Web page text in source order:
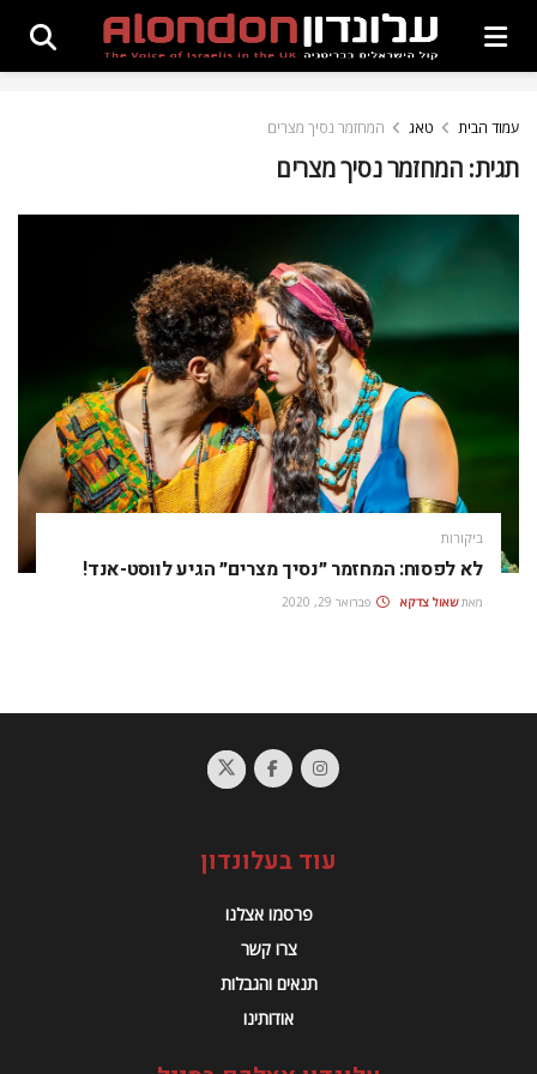
עמוד הבית טאג המחזמר נסיך מצרים
תגית: המחזמר נסיך מצרים
ביקורות
לא לפסוח: המחזמר ״נסיך מצרים״ הגיע לווסט-אנד!
מאת שאול צדקא פברואר 29, 2020
עוד בעלונדון
פרסמו אצלנו
צרו קשר
תנאים והגבלות
אודותינו